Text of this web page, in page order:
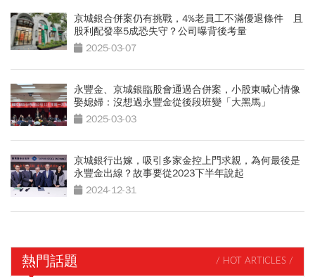
京城銀合併案仍有挑戰，4%老員工不滿優退條件 且
股利配發率5成恐失守？公司曝背後考量
2025-03-07
永豐金、京城銀臨股會通過合併案，小股東喊心情像
娶媳婦：沒想過永豐金從後段班變「大黑馬」
2025-03-03
京城銀行出嫁，吸引多家金控上門求親，為何最後是
永豐金出線？故事要從2023下半年說起
2024-12-31
熱門話題 / HOT ARTICLES /